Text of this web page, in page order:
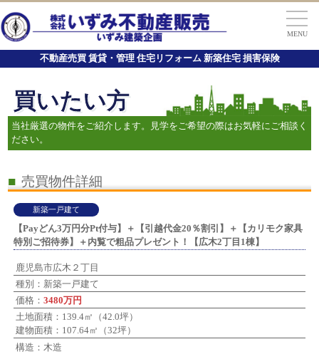
MENU
不動産売買 賃貸・管理 住宅リフォーム 新築住宅 損害保険
買いたい方
当社厳選の物件をご紹介します。見学をご希望の際はお気軽にご相談く
ださい。
■ 売買物件詳細
新築一戸建て
【Payどん3万円分Pt付与】＋【引越代金20％割引】＋【カリモク家具
特別ご招待券】＋内覧で粗品プレゼント！【広木2丁目1棟】
鹿児島市広木２丁目
種別：新築一戸建て
価格：3480万円
土地面積：139.4㎡（42.0坪）
建物面積：107.64㎡（32坪）
構造：木造